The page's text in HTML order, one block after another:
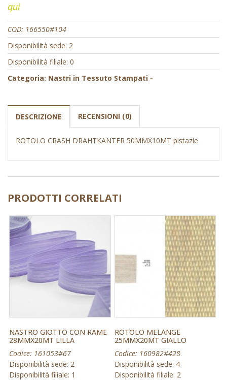
qui
COD: 166550#104
Disponibilità sede: 2
Disponibilità filiale: 0
Categoria: Nastri in Tessuto Stampati -
DESCRIZIONE RECENSIONI (0)
ROTOLO CRASH DRAHTKANTER 50MMX10MT pistazie
PRODOTTI CORRELATI
NASTRO GIOTTO CON RAME
28MMX20MT LILLA
Codice: 161053#67
Disponibilità sede: 2
Disponibilità filiale: 1
ROTOLO MELANGE
25MMX20MT GIALLO
Codice: 160982#428
Disponibilità sede: 4
Disponibilità filiale: 2